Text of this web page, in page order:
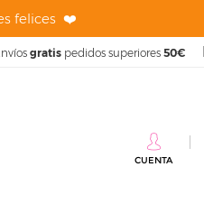
felices ❤️
gratis pedidos superiores 50€
CUENTA